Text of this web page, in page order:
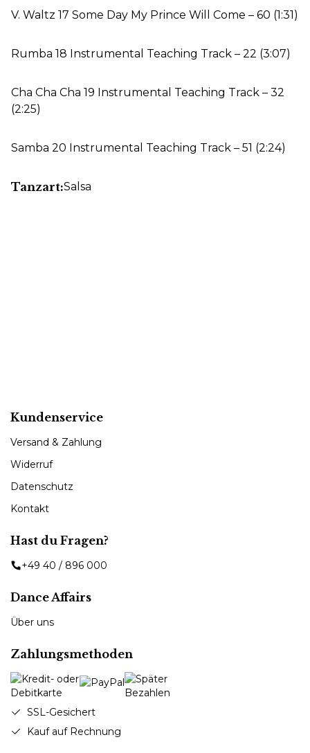
V. Waltz 17 Some Day My Prince Will Come – 60 (1:31)
Rumba 18 Instrumental Teaching Track – 22 (3:07)
Cha Cha Cha 19 Instrumental Teaching Track – 32
(2:25)
Samba 20 Instrumental Teaching Track – 51 (2:24)
Tanzart:Salsa
Kundenservice
Versand & Zahlung
Widerruf
Datenschutz
Kontakt
Hast du Fragen?
+49 40 / 896 000
Dance Affairs
Über uns
Zahlungsmethoden
SSL-Gesichert
Kauf auf Rechnung